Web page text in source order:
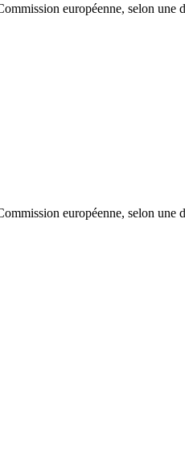
européenne, selon
européenne, selon